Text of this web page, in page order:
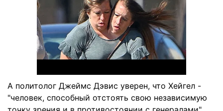
А политолог Джеймс Дэвис уверен, что Хейгел -
"человек, способный отстоять свою независимую